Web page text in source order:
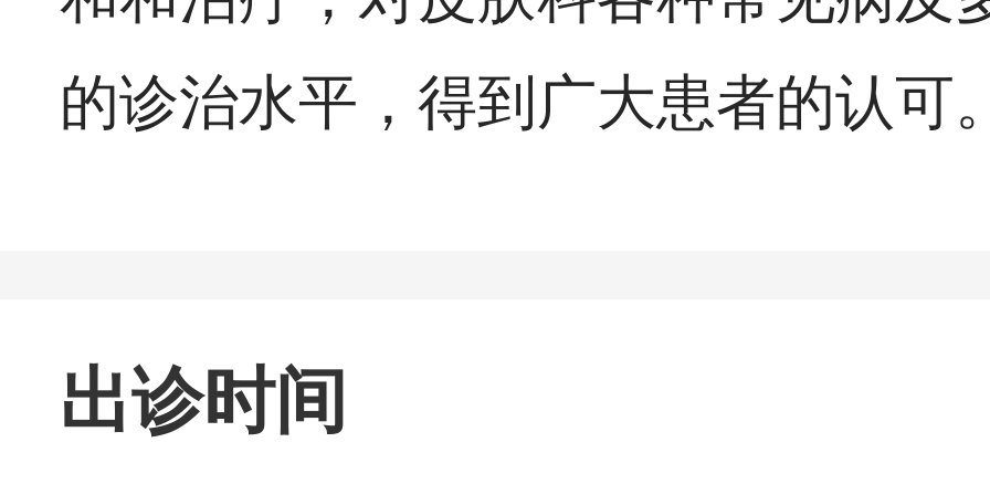
的诊治水平，得到广大患者的认可
出诊时间